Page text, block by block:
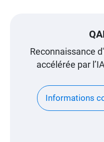
Reconnaissance
accélérée par
Informations